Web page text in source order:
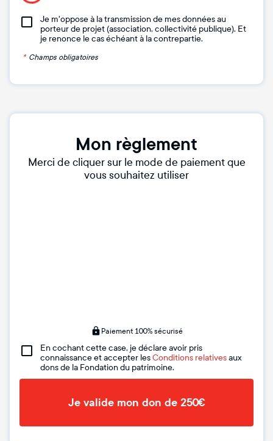
Je m'oppose à la transmission de mes données au
porteur de projet (association, collectivité publique). Et
je renonce le cas échéant à la contrepartie.
* Champs obligatoires
Mon règlement
Merci de cliquer sur le mode de paiement que
vous souhaitez utiliser
Paiement 100% sécurisé
En cochant cette case, je déclare avoir pris
connaissance et accepter lesConditions relativesaux
dons de la Fondation du patrimoine.
Je valide mon don de 250€